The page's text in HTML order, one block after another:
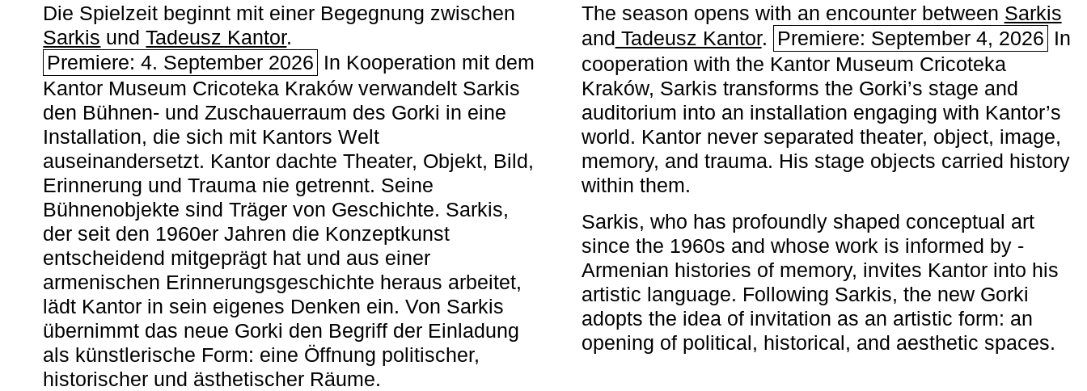
Die Spielzeit beginnt mit einer Begegnung zwischen
Sarkis undTadeusz Kantor.
Premiere: 4. September 2026 In Kooperation mit dem
Kantor Museum Cricoteka Kraków verwandelt Sarkis
den Bühnen- und Zuschauerraum des Gorki in eine
Installation, die sich mit Kantors Welt
auseinandersetzt. Kantor dachte Theater, Objekt, Bild,
Erinnerung und Trauma nie getrennt. Seine
Bühnenobjekte sind Träger von Geschichte. Sarkis,
der seit den 1960er Jahren die Konzeptkunst
entscheidend mitgeprägt hat und aus einer
armenischen ­Erinnerungsgeschichte heraus arbeitet,
lädt Kantor in sein eigenes Denken ein. Von Sarkis
übernimmt das neue Gorki den Begriff der Einladung
als künstlerische Form: eine Öffnung politischer,
historischer und ästhetischer Räume.
The season opens with an encounter between Sarkis
and Tadeusz Kantor. Premiere: September 4, 2026 In
cooperation with the ­Kantor Museum Cricoteka
Kraków, Sarkis transforms the Gorki’s stage and
auditorium into an installation engaging with Kantor’s
world. Kantor never separated theater, object, image,
memory, and trauma. His stage objects carried history
within them.
Sarkis, who has profoundly shaped conceptual art
since the 1960s and whose work is informed by ­
Armenian histories of memory, invites Kantor into his
artistic language. Following Sarkis, the new Gorki
adopts the idea of invitation as an artistic form: an
opening of political, historical, and aesthetic spaces.